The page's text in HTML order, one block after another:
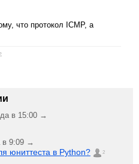
что протокол ICMP, а
в 15:00 →
в 9:09 →
юниттеста в Python? 2